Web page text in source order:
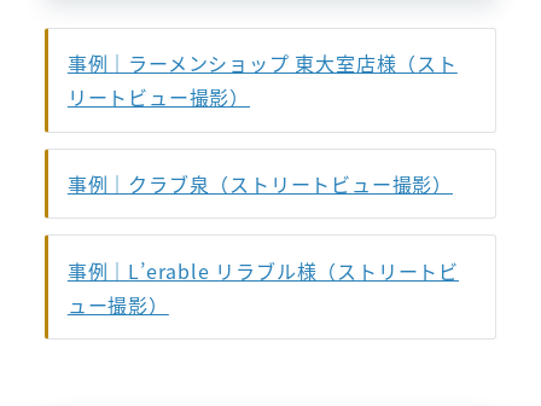
事例｜ラーメンショップ 東大室店様（スト
リートビュー撮影）
事例｜クラブ泉（ストリートビュー撮影）
事例｜L’erable リラブル様（ストリートビ
ュー撮影）